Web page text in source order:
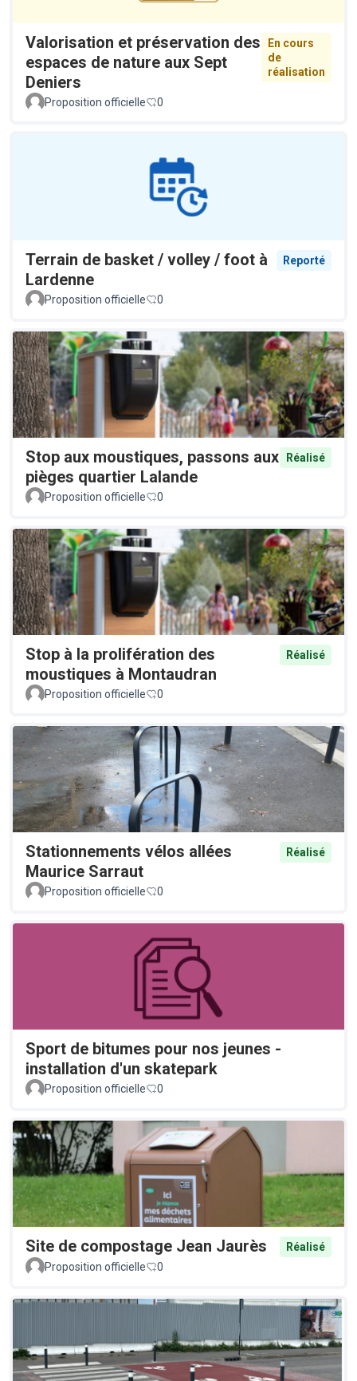
Valorisation et préservation des
espaces de nature aux Sept
Deniers
En cours
de
réalisation
Proposition officielle 0
Terrain de basket / volley / foot à
Lardenne
Reporté
Proposition officielle 0
Stop aux moustiques, passons aux
pièges quartier Lalande
Réalisé
Proposition officielle 0
Stop à la prolifération des
moustiques à Montaudran
Réalisé
Proposition officielle 0
Stationnements vélos allées
Maurice Sarraut
Réalisé
Proposition officielle 0
Sport de bitumes pour nos jeunes -
installation d'un skatepark
Proposition officielle 0
Site de compostage Jean Jaurès
Réalisé
Proposition officielle
0